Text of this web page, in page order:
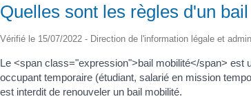
un
d'accessibilité.
Quelles sont les règles d'un
Vérifié le 15/07/2022 - Direction de l'information légale et
Le <span class="expression">bail mobilité</span> est
occupant temporaire (étudiant, salarié en mission
est interdit de renouveler un bail mobilité.